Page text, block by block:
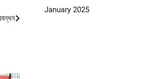
January 2025